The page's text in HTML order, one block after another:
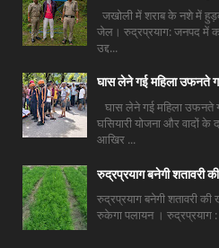
जखोली में शराब के नशे में
जेल। रुद्रप्रयाग: जनपद में
उद्द...
घास लेने गई महिला उफनते
घास लेने गई महिला उफनते
घसियारी योजना और वादों के
आखिर ...
रुद्रप्रयाग बनेगी शतावरी
रुद्रप्रयाग बनेगी शतावरी
रुकेगा पलायन । रुद्रप्रयाग :